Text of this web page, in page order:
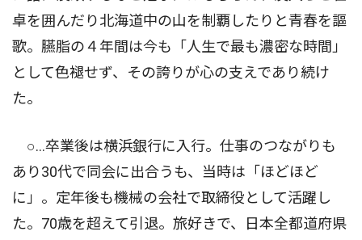
卓を囲んだり北海道中の山を制覇したりと青春を謳
歌。臙脂の４年間は今も「人生で最も濃密な時間」
として色褪せず、その誇りが心の支えであり続け
た。
○…卒業後は横浜銀行に入行。仕事のつながりも
あり30代で同会に出合うも、当時は「ほどほど
に」。定年後も機械の会社で取締役として活躍し
た。70歳を超えて引退。旅好きで、日本全都道府県